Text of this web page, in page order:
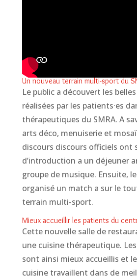
Un nouveau terrain multi-sport du
Le public a découvert les
réalisées par les patients·es
thérapeutiques du SMRA. A
arts déco, menuiserie et
discours discours officiels ont
d’introduction a un déjeuner
groupe de musique. Ensuite,
organisé un match a sur le
terrain multi-sport.
Mieux accueillir les patients du
Cette nouvelle salle de
une cuisine thérapeutique.
sont ainsi mieux accueillis et
cuisine travaillent dans de